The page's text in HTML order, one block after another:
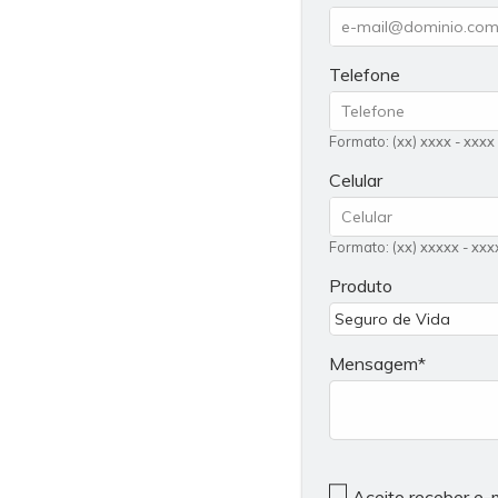
Telefone
Formato: (xx) xxxx - xxxx
Celular
Formato: (xx) xxxxx -
Produto
Mensagem